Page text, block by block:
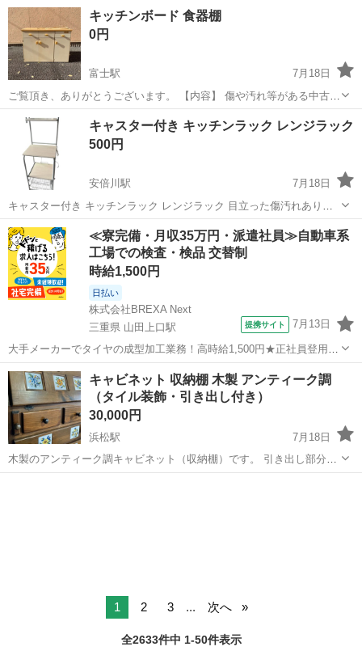
引き出しの天板にうっすらシミあり ・付属品は画像が全...
静岡 御殿場市 御殿場駅 収納家具
キッチンボード 食器棚
0円
富士駅
7月18日
ご覧頂き、ありがとうございます。 【内容】 傷や汚れ等がある中古品
ですので、 ご了承下さい。 【サイズ】 横幅約90cm 奥行約45cm 高さ
約65cm 【注意】 常識やマナー、時間やドタキャン等、 基本的な事が
守れな...
静岡 富士市 富士駅 収納家具
キャスター付き キッチンラック レンジラック
500円
安倍川駅
7月18日
キャスター付き キッチンラック レンジラック 目立った傷汚れありま
せん。 中古品ですので神経質な方は御遠慮ください。 よろしくお願い
します。
静岡 静岡市 安倍川駅 収納家具
≪寮完備・月収35万円・派遣社員≫自動車系
工場での検査・検品 交替制
時給1,500円
日払い
株式会社BREXA Next
三重県 山田上口駅
提携サイト 7月13日
大手メーカーでタイヤの成型加工業務！高時給1,500円★正社員登用制
度あり！ワンルーム寮完備！マイカー通勤OK！無料駐車場あり！《三
重県伊勢市》 人気の工場のお仕事 ◇タイヤの製造◇ トラック・バ
ス・RV車用を中心とした...
三重 伊勢市 山田上口駅 その他
キャビネット 収納棚 木製 アンティーク調
（タイル装飾・引き出し付き）
30,000円
浜松駅
7月18日
木製のアンティーク調キャビネット（収納棚）です。 引き出し部分に
は、花柄のハンドペイント風タイル装飾が施されており、温かみのあ
1 2 3 ... 次へ
全2633件中 1-50件表示